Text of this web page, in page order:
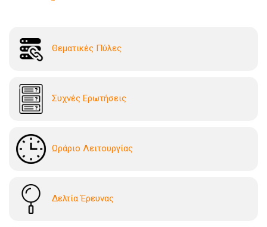
Θεματικές Πύλες
Συχνές Ερωτήσεις
Ωράριο Λειτουργίας
Δελτία Έρευνας